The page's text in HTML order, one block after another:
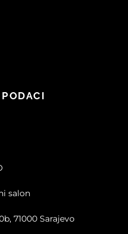
salon
71000 Sarajevo